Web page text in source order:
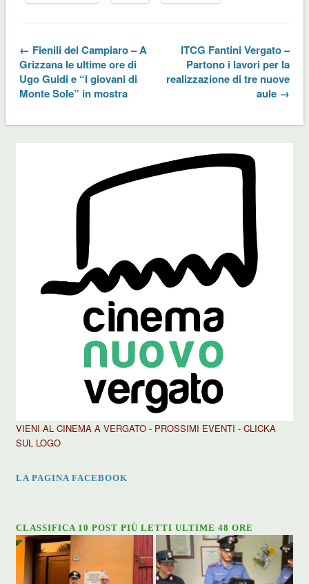
← Fienili del Campiaro – A
Grizzana le ultime ore di
Ugo Guidi e “I giovani di
Monte Sole” in mostra
ITCG Fantini Vergato –
Partono i lavori per la
realizzazione di tre nuove
aule →
VIENI AL CINEMA A VERGATO - PROSSIMI EVENTI - CLICKA
SUL LOGO
LA PAGINA FACEBOOK
CLASSIFICA 10 POST PIÙ LETTI ULTIME 48 ORE